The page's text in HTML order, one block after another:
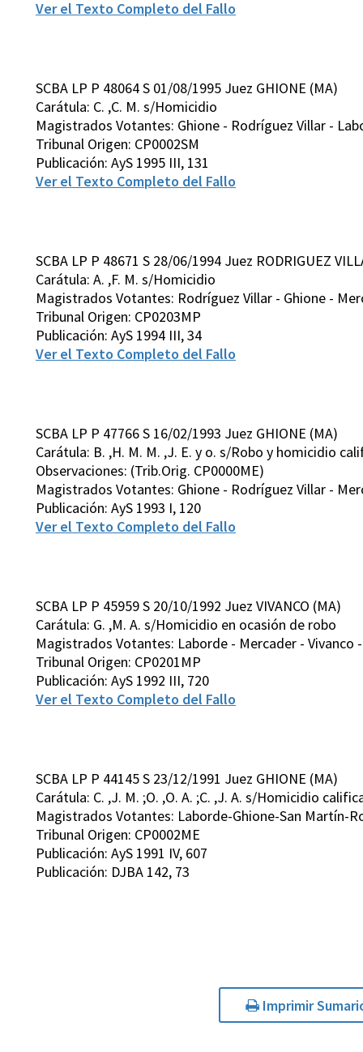
Ver el Texto Completo del Fallo
SCBA LP P 48064 S 01/08/1995 Juez GHIONE (MA)
Carátula: C. ,C. M. s/Homicidio
Magistrados Votantes: Ghione - Rodríguez Villar -
Tribunal Origen: CP0002SM
Publicación: AyS 1995 III, 131
Ver el Texto Completo del Fallo
SCBA LP P 48671 S 28/06/1994 Juez RODRIGUEZ
Carátula: A. ,F. M. s/Homicidio
Magistrados Votantes: Rodríguez Villar - Ghione -
Tribunal Origen: CP0203MP
Publicación: AyS 1994 III, 34
Ver el Texto Completo del Fallo
SCBA LP P 47766 S 16/02/1993 Juez GHIONE (MA)
Carátula: B. ,H. M. M. ,J. E. y o. s/Robo y homicidio
Observaciones: (Trib.Orig. CP0000ME)
Magistrados Votantes: Ghione - Rodríguez Villar -
Publicación: AyS 1993 I, 120
Ver el Texto Completo del Fallo
SCBA LP P 45959 S 20/10/1992 Juez VIVANCO (MA)
Carátula: G. ,M. A. s/Homicidio en ocasión de robo
Magistrados Votantes: Laborde - Mercader - Vivanco
Tribunal Origen: CP0201MP
Publicación: AyS 1992 III, 720
Ver el Texto Completo del Fallo
SCBA LP P 44145 S 23/12/1991 Juez GHIONE (MA)
Carátula: C. ,J. M. ;O. ,O. A. ;C. ,J. A. s/Homicidio
Magistrados Votantes: Laborde-Ghione-San Martín-
Tribunal Origen: CP0002ME
Publicación: AyS 1991 IV, 607
Publicación: DJBA 142, 73
Imprimir